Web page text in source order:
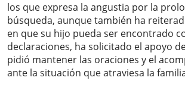
los que expresa la angustia por la
búsqueda, aunque también ha
en que su hijo pueda ser encontrado
declaraciones, ha solicitado el apoyo
pidió mantener las oraciones y el
ante la situación que atraviesa la